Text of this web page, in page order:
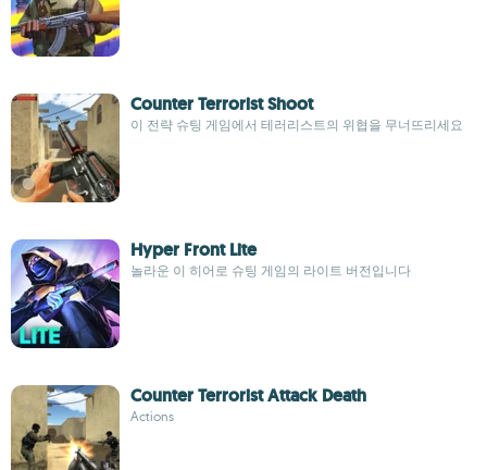
Counter Terrorist Shoot
이 전략 슈팅 게임에서 테러리스트의 위협을 무너뜨리세요
Hyper Front Lite
놀라운 이 히어로 슈팅 게임의 라이트 버전입니다
Counter Terrorist Attack Death
Actions